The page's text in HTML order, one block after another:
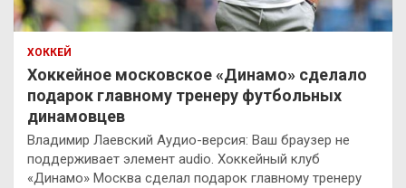
ХОККЕЙ
Хоккейное московское «Динамо» сделало
подарок главному тренеру футбольных
динамовцев
Владимир Лаевский Аудио-версия: Ваш браузер не
поддерживает элемент audio. Хоккейный клуб
«Динамо» Москва сделал подарок главному тренеру